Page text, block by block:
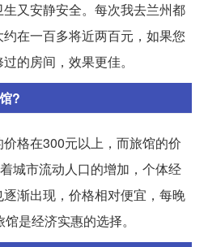
又安静安全。每次我去兰州都
在一百多将近两百元，如果您
的房间，效果更佳。
?
格在300元以上，而旅馆的价
城市流动人口的增加，个体经
渐出现，价格相对便宜，每晚
是经济实惠的选择。